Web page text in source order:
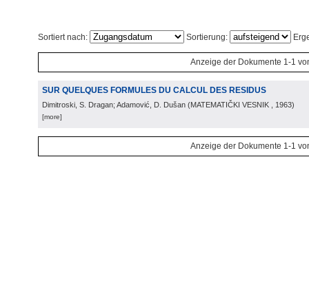
Sortiert nach: Sortierung:
Anzeige der Dokumente 1-1
SUR QUELQUES FORMULES DU CALCUL DES RESIDUS
Dimitroski, S. Dragan; Adamović, D. Dušan (MATEMATIČKI VESNIK , 1963)
[more]
Anzeige der Dokumente 1-1